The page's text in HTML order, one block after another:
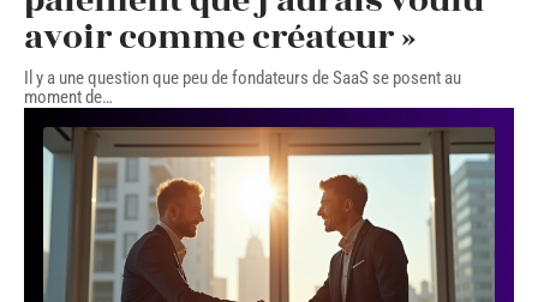
avoir comme créateur »
Il y a une question que peu de fondateurs de SaaS se posent au
moment de…